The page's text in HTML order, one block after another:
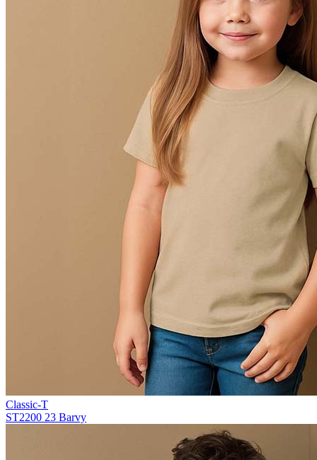
Classic-T
ST2200 23 Barvy